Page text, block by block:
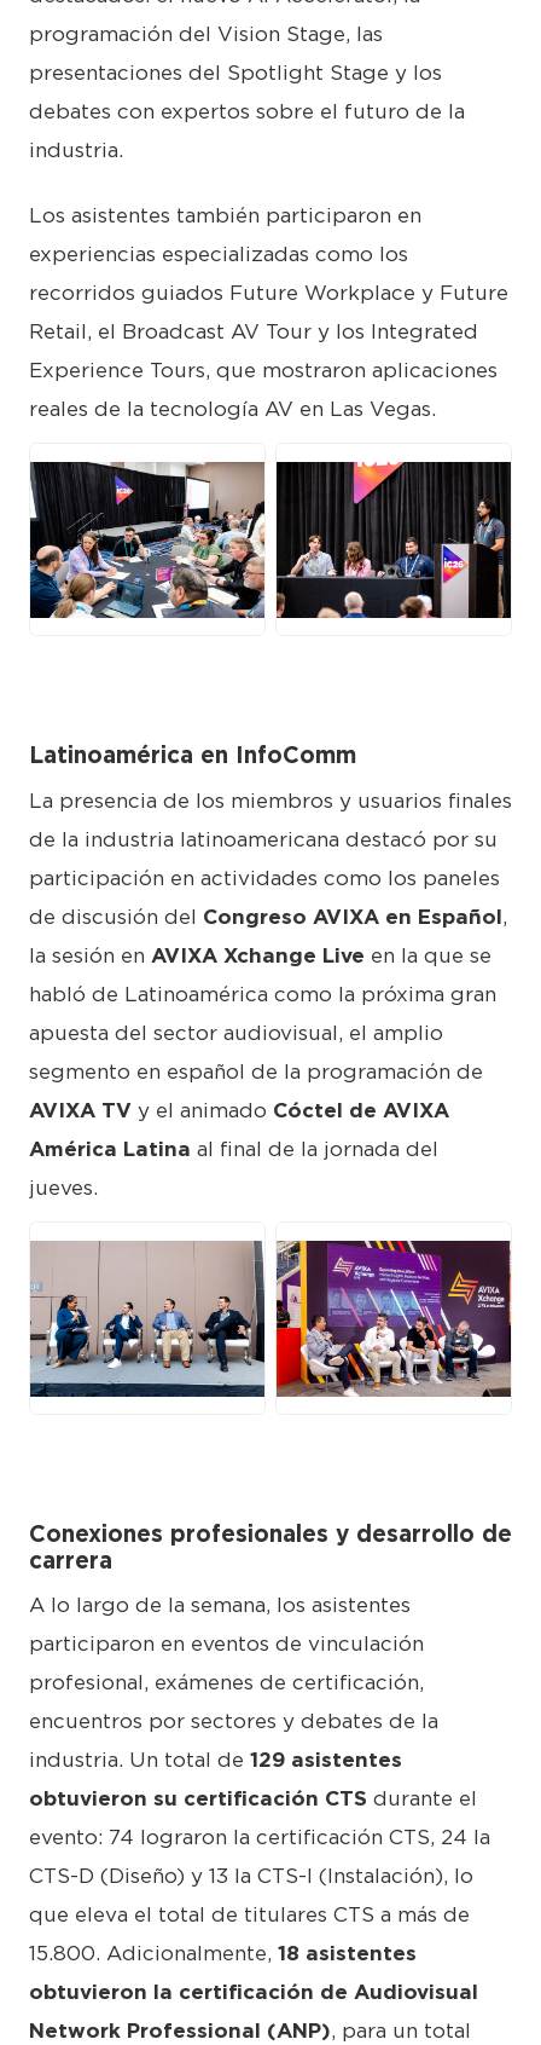
programación del Vision Stage, las
presentaciones del Spotlight Stage y los
debates con expertos sobre el futuro de la
industria.
Los asistentes también participaron en
experiencias especializadas como los
recorridos guiados Future Workplace y Future
Retail, el Broadcast AV Tour y los Integrated
Experience Tours, que mostraron aplicaciones
reales de la tecnología AV en Las Vegas.
JPG JPG
Latinoamérica en InfoComm
La presencia de los miembros y usuarios finales
de la industria latinoamericana destacó por su
participación en actividades como los paneles
de discusión del Congreso AVIXA en Español,
la sesión en AVIXA Xchange Live en la que se
habló de Latinoamérica como la próxima gran
apuesta del sector audiovisual, el amplio
segmento en español de la programación de
AVIXA TV y el animado Cóctel de AVIXA
América Latina al final de la jornada del
jueves.
JPG JPG
Conexiones profesionales y desarrollo de
carrera
A lo largo de la semana, los asistentes
participaron en eventos de vinculación
profesional, exámenes de certificación,
encuentros por sectores y debates de la
industria. Un total de 129 asistentes
obtuvieron su certificación CTS durante el
evento: 74 lograron la certificación CTS, 24 la
CTS-D (Diseño) y 13 la CTS-I (Instalación), lo
que eleva el total de titulares CTS a más de
15.800. Adicionalmente, 18 asistentes
obtuvieron la certificación de Audiovisual
Network Professional (ANP), para un total